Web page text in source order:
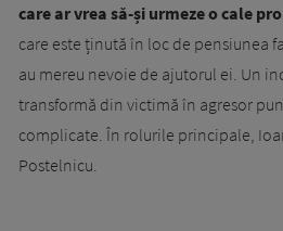
care ar vrea să-și urmeze o cale
care este ținută în loc de pensiunea
au mereu nevoie de ajutorul ei. Un
transformă din victimă în agresor
complicate. În rolurile principale,
Postelnicu.